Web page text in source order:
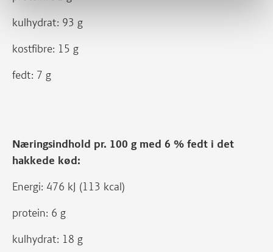
kulhydrat: 93 g
kostfibre: 15 g
fedt: 7 g
Næringsindhold pr. 100 g med 6 % fedt i det
hakkede kød:
Energi: 476 kJ (113 kcal)
protein: 6 g
kulhydrat: 18 g